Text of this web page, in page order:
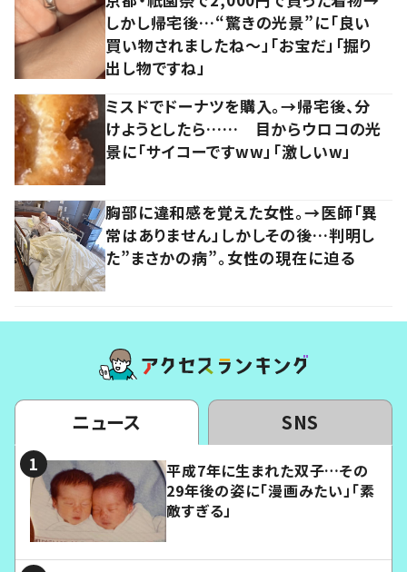
しかし帰宅後…“驚きの光景”に「良い
買い物されましたね～」「お宝だ」「掘り
出し物ですね」
ミスドでドーナツを購入。→帰宅後、分
けようとしたら…… 目からウロコの光
景に「サイコーですww」「激しいw」
胸部に違和感を覚えた女性。→医師「異
常はありません」しかしその後…判明し
た”まさかの病”。女性の現在に迫る
ニュース SNS
平成7年に生まれた双子…その
29年後の姿に「漫画みたい」「素
敵すぎる」